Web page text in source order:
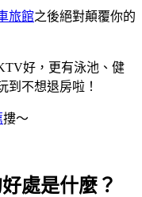
旅館之後絕對顛覆你的
好，更有泳池、健
到不想退房啦！
摟～
處是什麼？